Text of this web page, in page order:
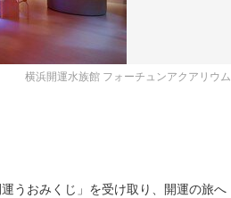
横浜開運水族館 フォーチュンアクアリウム
うおみくじ」を受け取り、開運の旅へ